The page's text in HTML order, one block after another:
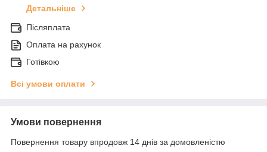
Детальніше
Післяплата
Оплата на рахунок
Готівкою
Всі умови оплати
Умови повернення
Повернення товару впродовж 14 днів за домовленістю